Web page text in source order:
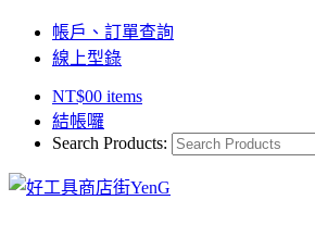
帳戶、訂單查詢
線上型錄
NT$00 items
結帳囉
Search Products: